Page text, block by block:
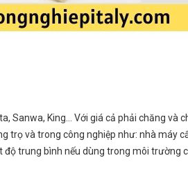
Sanwa, King… Với giá cả phải chăng và
trọ và trong công nghiệp như: nhà máy
trung bình nếu dùng trong môi trường